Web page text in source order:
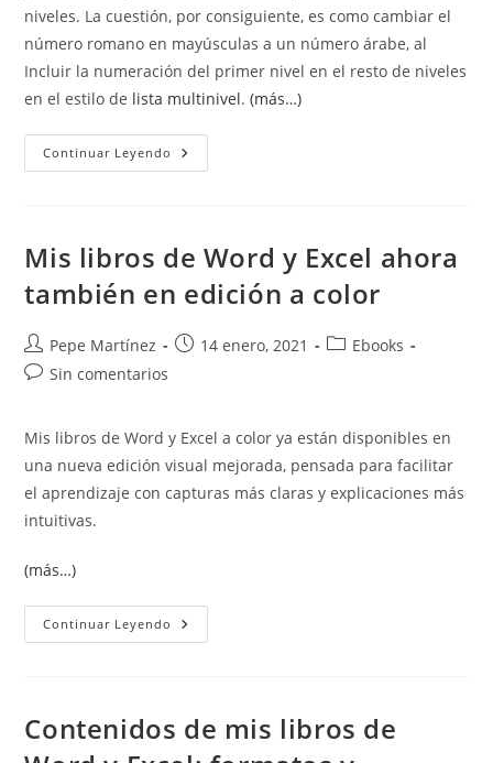
niveles. La cuestión, por consiguiente, es como cambiar el
número romano en mayúsculas a un número árabe, al
Incluir la numeración del primer nivel en el resto de niveles
en el estilo de lista multinivel.(más…)
Continuar Leyendo Numeración
De
Mis libros de Word y Excel ahora
también en edición a color
Autor
de
Pepe Martínez
Publicación
14 enero, 2021
Categoría
Ebooks
Comentarios
entrada:
Sin comentarios
Mis libros de Word y Excel a color ya están disponibles en
una nueva edición visual mejorada, pensada para facilitar
el aprendizaje con capturas más claras y explicaciones más
intuitivas.
(más…)
Continuar Leyendo Mis
Libros
Ahora
También
Contenidos de mis libros de